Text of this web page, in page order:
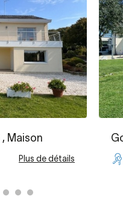
, Maison
Plus de détails